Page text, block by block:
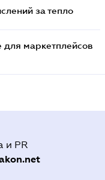
за тепло
маркетплейсов
и PR